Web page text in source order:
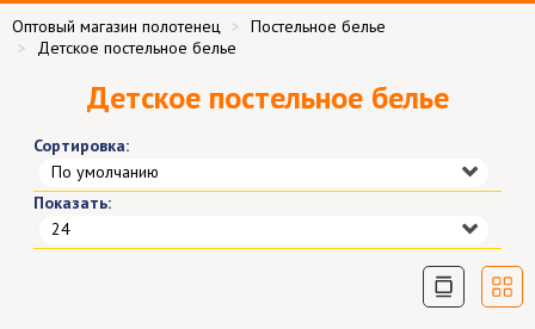
Оптовый магазин полотенец
Постельное белье
Детское постельное белье
Детское постельное белье
Сортировка:
По умолчанию
Показать:
24